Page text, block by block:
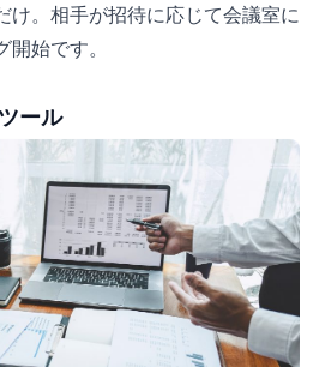
け。相手が招待に応じて会議室に
始です。
ール